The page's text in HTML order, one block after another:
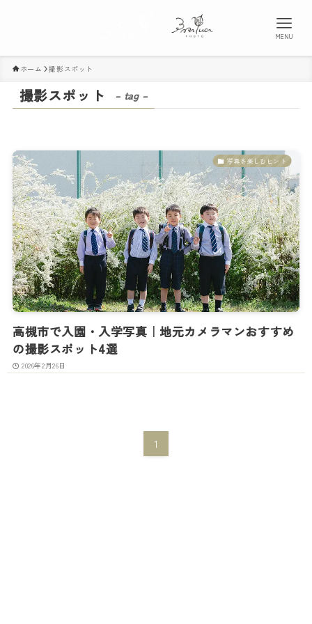
MENU
ホーム 撮影スポット
撮影スポット – tag –
写真を楽しむヒント
高槻市で入園・入学写真｜地元カメラマンおすすめ
の撮影スポット4選
2026年2月26日
1